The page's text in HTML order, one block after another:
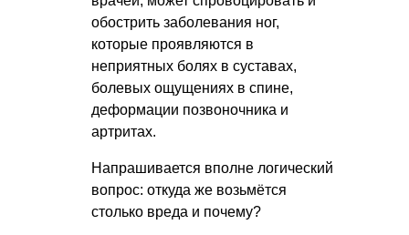
обострить заболевания ног,
которые проявляются в
неприятных болях в суставах,
болевых ощущениях в спине,
деформации позвоночника и
артритах.
Напрашивается вполне логический
вопрос: откуда же возьмётся
столько вреда и почему?